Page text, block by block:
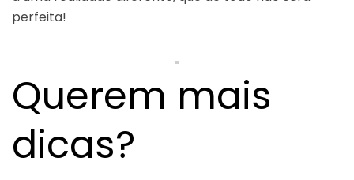
perfeita!
Querem mais
dicas?